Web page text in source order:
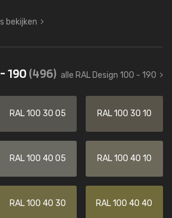
bekijken
190(496) alle RAL Design 100 - 190
RAL 100 30 05 RAL 100 30 10
RAL 100 40 05 RAL 100 40 10
RAL 100 40 30 RAL 100 40 40